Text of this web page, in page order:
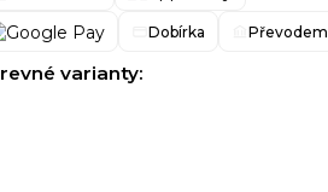
Dobírka Převodem
varianty: